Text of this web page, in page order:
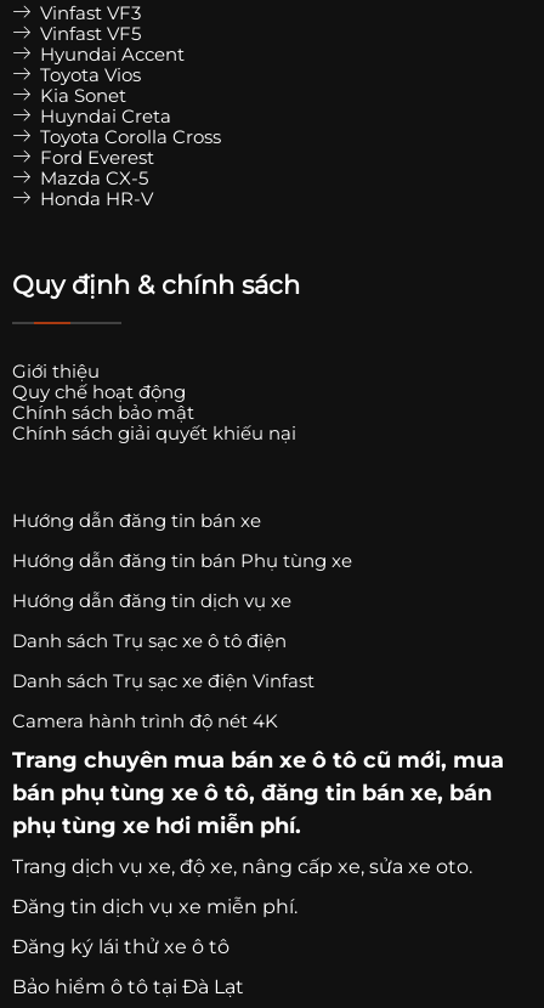
Vinfast VF3
Vinfast VF5
Hyundai Accent
Toyota Vios
Kia Sonet
Huyndai Creta
Toyota Corolla Cross
Ford Everest
Mazda CX-5
Honda HR-V
Quy định & chính sách
Giới thiệu
Quy chế hoạt động
Chính sách bảo mật
Chính sách giải quyết khiếu nại
Hướng dẫn đăng tin bán xe
Hướng dẫn đăng tin bán Phụ tùng xe
Hướng dẫn đăng tin dịch vụ xe
Danh sách Trụ sạc xe ô tô điện
Danh sách Trụ sạc xe điện Vinfast
Camera hành trình độ nét 4K
Trang chuyên mua bán xe ô tô cũ mới, mua
bán phụ tùng xe ô tô, đăng tin bán xe, bán
phụ tùng xe hơi miễn phí.
Trang dịch vụ xe, độ xe, nâng cấp xe, sửa xe oto.
Đăng tin dịch vụ xe miễn phí.
Đăng ký lái thử xe ô tô
Bảo hiểm ô tô tại Đà Lạt